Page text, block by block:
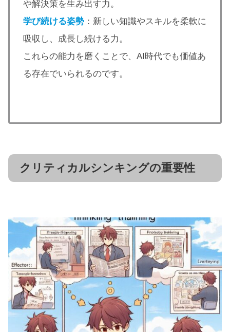
や解決策を生み出す力。
学び続ける姿勢：新しい知識やスキルを柔軟に
吸収し、成長し続ける力。
これらの能力を磨くことで、AI時代でも価値あ
る存在でいられるのです。
クリティカルシンキングの重要性